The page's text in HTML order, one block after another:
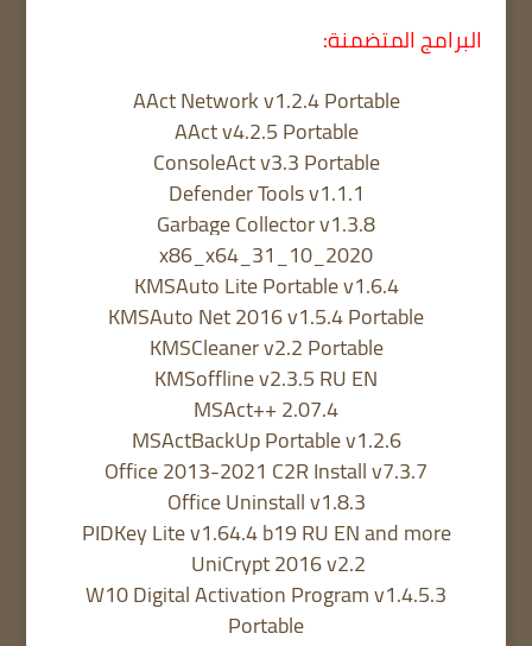
البرامج المتضمنة:
AAct Network v1.2.4 Portable
AAct v4.2.5 Portable
ConsoleAct v3.3 Portable
Defender Tools v1.1.1
Garbage Collector v1.3.8
x86_x64_31_10_2020
KMSAuto Lite Portable v1.6.4
KMSAuto Net 2016 v1.5.4 Portable
KMSCleaner v2.2 Portable
KMSoffline v2.3.5 RU EN
MSAct++ 2.07.4
MSActBackUp Portable v1.2.6
Office 2013-2021 C2R Install v7.3.7
Office Uninstall v1.8.3
PIDKey Lite v1.64.4 b19 RU EN and more
UniCrypt 2016 v2.2
W10 Digital Activation Program v1.4.5.3
Portable